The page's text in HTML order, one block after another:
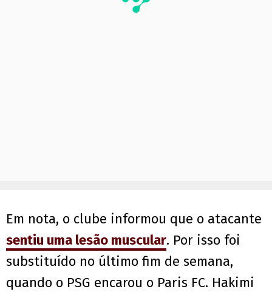
Em nota, o clube informou que o atacante
sentiu uma lesão muscular. Por isso foi
substituído no último fim de semana,
quando o PSG encarou o Paris FC. Hakimi